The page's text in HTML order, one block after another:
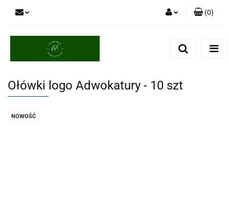
(0)
Ołówki logo Adwokatury - 10 szt
NOWOŚĆ